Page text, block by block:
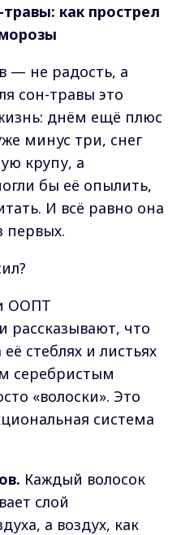
как прострел
— не радость, а
сон-травы это
днём ещё плюс
минус три, снег
крупу, а
бы её опылить,
И всё равно она
первых.
ООПТ
рассказывают, что
стеблях и листьях
серебристым
«волоски». Это
система
Каждый волосок
слой
а воздух, как